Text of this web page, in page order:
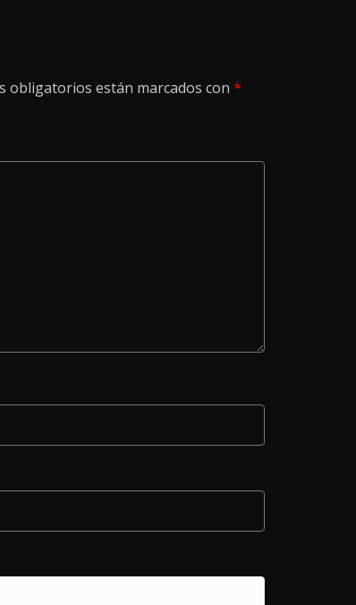
obligatorios están marcados con *